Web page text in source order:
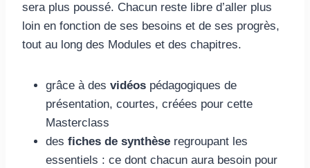
sera plus poussé. Chacun reste libre d’aller plus
loin en fonction de ses besoins et de ses progrès,
tout au long des Modules et des chapitres.
grâce à des vidéos pédagogiques de
présentation, courtes, créées pour cette
Masterclass
des fiches de synthèse regroupant les
essentiels : ce dont chacun aura besoin pour